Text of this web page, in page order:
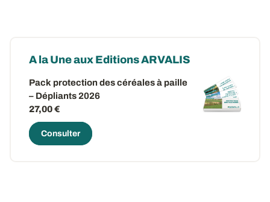
A la Une aux Editions ARVALIS
Pack protection des céréales à paille
– Dépliants 2026
27,00 €
Consulter